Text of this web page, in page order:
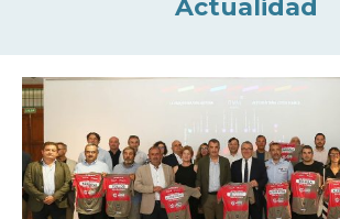
Actualidad